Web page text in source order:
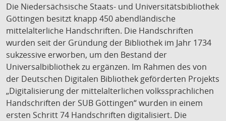
Die Niedersächsische Staats- und Universitätsbibliothek
Göttingen besitzt knapp 450 abendländische
mittelalterliche Handschriften. Die Handschriften
wurden seit der Gründung der Bibliothek im Jahr 1734
sukzessive erworben, um den Bestand der
Universalbibliothek zu ergänzen. Im Rahmen des von
der Deutschen Digitalen Bibliothek geförderten Projekts
„Digitalisierung der mittelalterlichen volkssprachlichen
Handschriften der SUB Göttingen“ wurden in einem
ersten Schritt 74 Handschriften digitalisiert. Die